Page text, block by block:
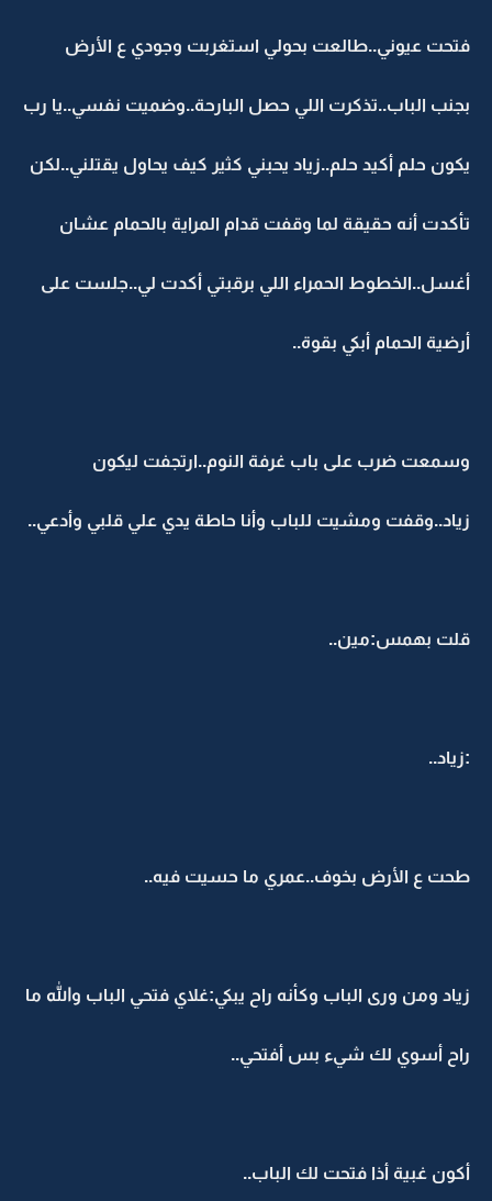
فتحت عيوني..طالعت بحولي استغربت وجودي ع الأرض
بجنب الباب..تذكرت اللي حصل البارحة..وضميت نفسي..يا رب
يكون حلم أكيد حلم..زياد يحبني كثير كيف يحاول يقتلني..لكن
تأكدت أنه حقيقة لما وقفت قدام المراية بالحمام عشان
أغسل..الخطوط الحمراء اللي برقبتي أكدت لي..جلست على
أرضية الحمام أبكي بقوة..
وسمعت ضرب على باب غرفة النوم..ارتجفت ليكون
زياد..وقفت ومشيت للباب وأنا حاطة يدي علي قلبي وأدعي..
قلت بهمس:مين..
:زياد..
طحت ع الأرض بخوف..عمري ما حسيت فيه..
زياد ومن ورى الباب وكأنه راح يبكي:غلاي فتحي الباب والله ما
راح أسوي لك شيء بس أفتحي..
أكون غبية أذا فتحت لك الباب..